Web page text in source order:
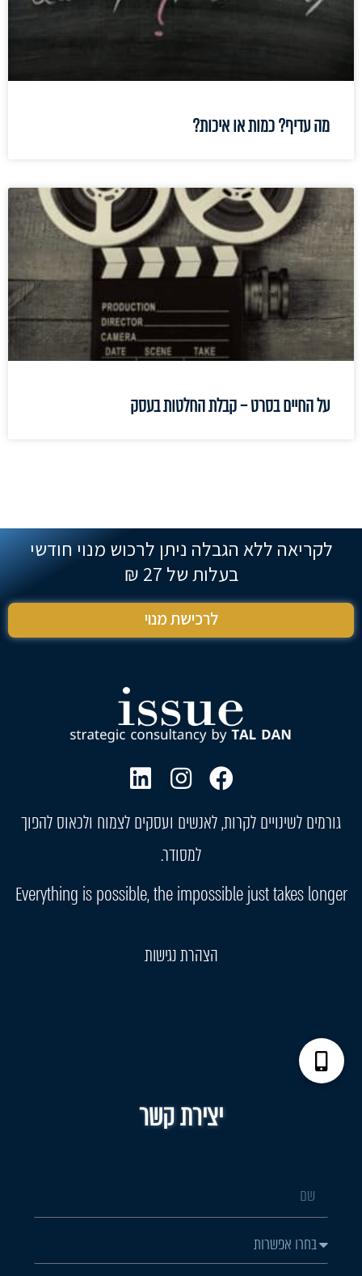
מה עדיף? כמות או איכות?
על החיים בסרט – קבלת החלטות בעסק
לקריאה ללא הגבלה ניתן לרכוש מנוי חודשי
בעלות של 27 ₪
לרכישת מנוי
גורמים לשינויים לקרות, לאנשים ועסקים לצמוח ולכאוס להפוך
למסודר.
Everything is possible, the impossible just takes longer
הצהרת נגישות
יצירת קשר